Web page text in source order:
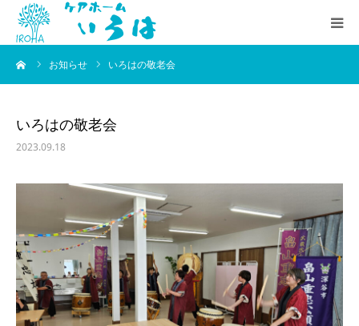
お知らせ いろはの敬老会
いろはの敬老会
2023.09.18
いろはの想い
会社概要